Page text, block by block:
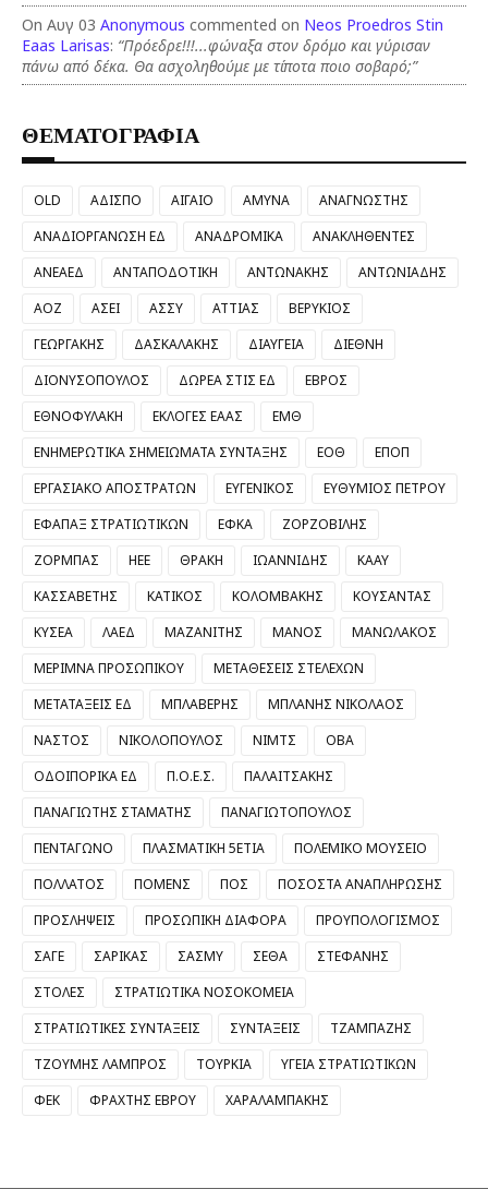
On Αυγ 03 Anonymous commented on Neos Proedros Stin
Eaas Larisas: “Πρόεδρε!!!...φώναξα στον δρόμο και γύρισαν
πάνω από δέκα. Θα ασχοληθούμε με τίποτα ποιο σοβαρό;”
ΘΕΜΑΤΟΓΡΑΦΙΑ
OLD ΑΔΙΣΠΟ ΑΙΓΑΙΟ ΑΜΥΝΑ
ΑΝΑΓΝΩΣΤΗΣ
ΑΝΑΔΙΟΡΓΑΝΩΣΗ ΕΔ
ΑΝΑΔΡΟΜΙΚΑ
ΑΝΑΚΛΗΘΕΝΤΕΣ
ΑΝΕΑΕΔ
ΑΝΤΑΠΟΔΟΤΙΚΗ ΑΝΤΩΝΑΚΗΣ
ΑΝΤΩΝΙΑΔΗΣ
ΑΟΖ
ΑΣΕΙ ΑΣΣΥ ΑΤΤΙΑΣ
ΒΕΡΥΚΙΟΣ
ΓΕΩΡΓΑΚΗΣ
ΔΑΣΚΑΛΑΚΗΣ ΔΙΑΥΓΕΙΑ
ΔΙΕΘΝΗ
ΔΙΟΝΥΣΟΠΟΥΛΟΣ
ΔΩΡΕΑ ΣΤΙΣ ΕΔ
ΕΒΡΟΣ
ΕΘΝΟΦΥΛΑΚΗ
ΕΚΛΟΓΕΣ ΕΑΑΣ
ΕΜΘ
ΕΝΗΜΕΡΩΤΙΚΑ ΣΗΜΕΙΩΜΑΤΑ ΣΥΝΤΑΞΗΣ
ΕΟΘ
ΕΠΟΠ
ΕΡΓΑΣΙΑΚΟ ΑΠΟΣΤΡΑΤΩΝ
ΕΥΓΕΝΙΚΟΣ
ΕΥΘΥΜΙΟΣ ΠΕΤΡΟΥ
ΕΦΑΠΑΞ ΣΤΡΑΤΙΩΤΙΚΩΝ
ΕΦΚΑ
ΖΟΡΖΟΒΙΛΗΣ
ΖΟΡΜΠΑΣ
ΗΕΕ ΘΡΑΚΗ ΙΩΑΝΝΙΔΗΣ
ΚΑΑΥ
ΚΑΣΣΑΒΕΤΗΣ
ΚΑΤΙΚΟΣ ΚΟΛΟΜΒΑΚΗΣ
ΚΟΥΣΑΝΤΑΣ
ΚΥΣΕΑ
ΛΑΕΔ ΜΑΖΑΝΙΤΗΣ ΜΑΝΟΣ
ΜΑΝΩΛΑΚΟΣ
ΜΕΡΙΜΝΑ ΠΡΟΣΩΠΙΚΟΥ
ΜΕΤΑΘΕΣΕΙΣ ΣΤΕΛΕΧΩΝ
ΜΕΤΑΤΑΞΕΙΣ ΕΔ
ΜΠΛΑΒΕΡΗΣ
ΜΠΛΑΝΗΣ ΝΙΚΟΛΑΟΣ
ΝΑΣΤΟΣ
ΝΙΚΟΛΟΠΟΥΛΟΣ ΝΙΜΤΣ
ΟΒΑ
ΟΔΟΙΠΟΡΙΚΑ ΕΔ
Π.Ο.Ε.Σ.
ΠΑΛΑΙΤΣΑΚΗΣ
ΠΑΝΑΓΙΩΤΗΣ ΣΤΑΜΑΤΗΣ
ΠΑΝΑΓΙΩΤΟΠΟΥΛΟΣ
ΠΕΝΤΑΓΩΝΟ
ΠΛΑΣΜΑΤΙΚΗ 5ΕΤΙΑ
ΠΟΛΕΜΙΚΟ ΜΟΥΣΕΙΟ
ΠΟΛΛΑΤΟΣ
ΠΟΜΕΝΣ ΠΟΣ
ΠΟΣΟΣΤΑ ΑΝΑΠΛΗΡΩΣΗΣ
ΠΡΟΣΛΗΨΕΙΣ
ΠΡΟΣΩΠΙΚΗ ΔΙΑΦΟΡΑ
ΠΡΟΥΠΟΛΟΓΙΣΜΟΣ
ΣΑΓΕ
ΣΑΡΙΚΑΣ ΣΑΣΜΥ ΣΕΘΑ
ΣΤΕΦΑΝΗΣ
ΣΤΟΛΕΣ
ΣΤΡΑΤΙΩΤΙΚΑ ΝΟΣΟΚΟΜΕΙΑ
ΣΤΡΑΤΙΩΤΙΚΕΣ ΣΥΝΤΑΞΕΙΣ
ΣΥΝΤΑΞΕΙΣ
ΤΖΑΜΠΑΖΗΣ
ΤΖΟΥΜΗΣ ΛΑΜΠΡΟΣ
ΤΟΥΡΚΙΑ
ΥΓΕΙΑ ΣΤΡΑΤΙΩΤΙΚΩΝ
ΦΕΚ
ΦΡΑΧΤΗΣ ΕΒΡΟΥ ΧΑΡΑΛΑΜΠΑΚΗΣ